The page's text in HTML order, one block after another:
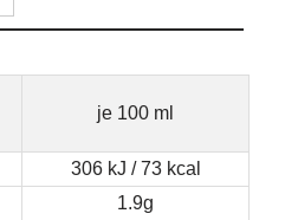
je 100 ml
306 kJ / 73 kcal
1.9g